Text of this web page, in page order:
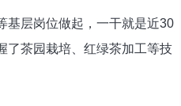
基层岗位做起，一干就是近30
了茶园栽培、红绿茶加工等技